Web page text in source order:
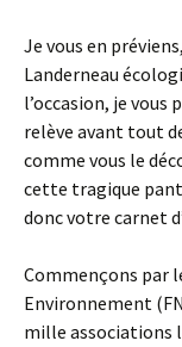
Je vous en
Landerneau
l’occasion, je vous
relève avant tout
comme vous le
cette tragique
donc votre carnet
Commençons par
Environnement
mille associations